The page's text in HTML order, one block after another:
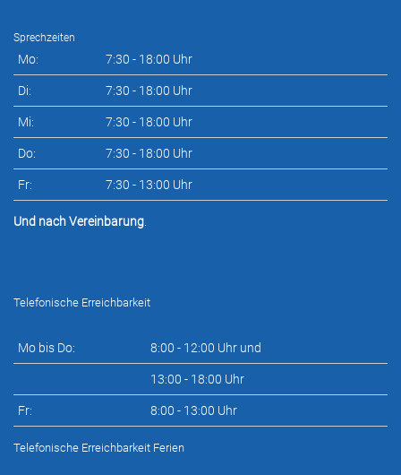
Sprechzeiten
Mo: 7:30 - 18:00 Uhr
Di: 7:30 - 18:00 Uhr
Mi: 7:30 - 18:00 Uhr
Do: 7:30 - 18:00 Uhr
Fr: 7:30 - 13:00 Uhr
Und nach Vereinbarung
Telefonische Erreichbarkeit
Mo bis Do: 8:00 - 12:00 Uhr und
13:00 - 18:00 Uhr
Fr: 8:00 - 13:00 Uhr
Telefonische Erreichbarkeit Ferien